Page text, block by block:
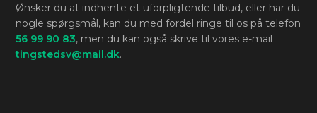
Ønsker du at indhente et uforpligtende tilbud, eller har du
nogle spørgsmål, kan du med fordel ringe til os på telefon
56 99 90 83, men du kan også skrive til vores e-mail
tingstedsv@mail.dk.